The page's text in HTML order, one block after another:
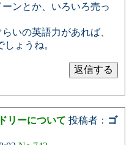
ンとか、いろいろ売っ
いの英語力があれば、
ょうね。
リーについて 投稿者： ゴ